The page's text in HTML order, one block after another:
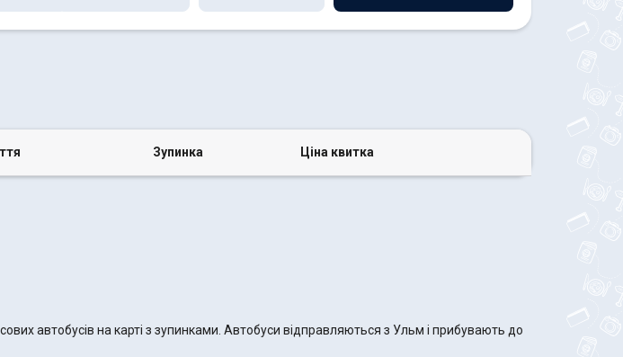
Зупинка Ціна квитка
автобусів на карті з зупинками. Автобуси відправляються з Ульм і прибувають до